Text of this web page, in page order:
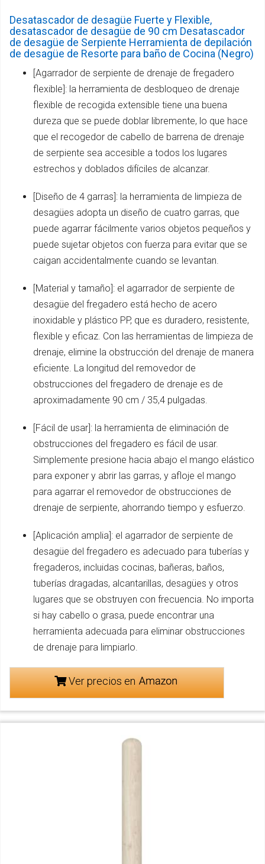
Desatascador de desagüe Fuerte y Flexible,
desatascador de desagüe de 90 cm Desatascador
de desagüe de Serpiente Herramienta de depilación
de desagüe de Resorte para baño de Cocina (Negro)
[Agarrador de serpiente de drenaje de fregadero
flexible]: la herramienta de desbloqueo de drenaje
flexible de recogida extensible tiene una buena
dureza que se puede doblar libremente, lo que hace
que el recogedor de cabello de barrena de drenaje
de serpiente sea accesible a todos los lugares
estrechos y doblados difíciles de alcanzar.
[Diseño de 4 garras]: la herramienta de limpieza de
desagües adopta un diseño de cuatro garras, que
puede agarrar fácilmente varios objetos pequeños y
puede sujetar objetos con fuerza para evitar que se
caigan accidentalmente cuando se levantan.
[Material y tamaño]: el agarrador de serpiente de
desagüe del fregadero está hecho de acero
inoxidable y plástico PP, que es duradero, resistente,
flexible y eficaz. Con las herramientas de limpieza de
drenaje, elimine la obstrucción del drenaje de manera
eficiente. La longitud del removedor de
obstrucciones del fregadero de drenaje es de
aproximadamente 90 cm / 35,4 pulgadas.
[Fácil de usar]: la herramienta de eliminación de
obstrucciones del fregadero es fácil de usar.
Simplemente presione hacia abajo el mango elástico
para exponer y abrir las garras, y afloje el mango
para agarrar el removedor de obstrucciones de
drenaje de serpiente, ahorrando tiempo y esfuerzo.
[Aplicación amplia]: el agarrador de serpiente de
desagüe del fregadero es adecuado para tuberías y
fregaderos, incluidas cocinas, bañeras, baños,
tuberías dragadas, alcantarillas, desagües y otros
lugares que se obstruyen con frecuencia. No importa
si hay cabello o grasa, puede encontrar una
herramienta adecuada para eliminar obstrucciones
de drenaje para limpiarlo.
Ver precios en